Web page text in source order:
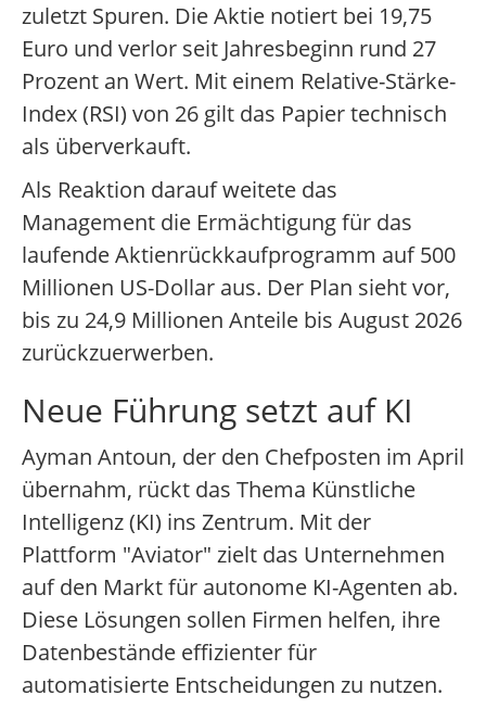
zuletzt Spuren. Die Aktie notiert bei 19,75
Euro und verlor seit Jahresbeginn rund 27
Prozent an Wert. Mit einem Relative-Stärke-
Index (RSI) von 26 gilt das Papier technisch
als überverkauft.
Als Reaktion darauf weitete das
Management die Ermächtigung für das
laufende Aktienrückkaufprogramm auf 500
Millionen US-Dollar aus. Der Plan sieht vor,
bis zu 24,9 Millionen Anteile bis August 2026
zurückzuerwerben.
Neue Führung setzt auf KI
Ayman Antoun, der den Chefposten im April
übernahm, rückt das Thema Künstliche
Intelligenz (KI) ins Zentrum. Mit der
Plattform "Aviator" zielt das Unternehmen
auf den Markt für autonome KI-Agenten ab.
Diese Lösungen sollen Firmen helfen, ihre
Datenbestände effizienter für
automatisierte Entscheidungen zu nutzen.